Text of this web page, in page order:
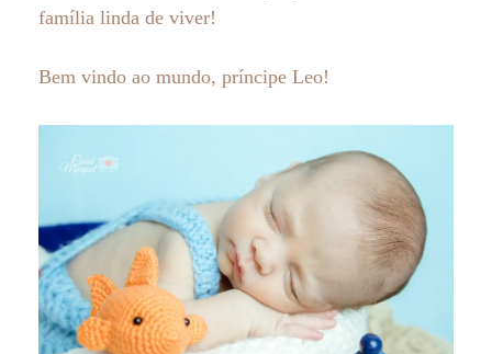
família linda de viver!
Bem vindo ao mundo, príncipe Leo!